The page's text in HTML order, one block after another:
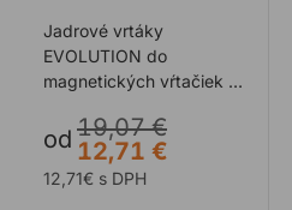
Jadrové vrtáky
EVOLUTION do
magnetických vŕtačiek s
upínaním Weldon 19
vyrobené z rýc ...
od 19,07 €
12,71 €
12,71€ s DPH